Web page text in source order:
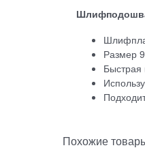
Шлифподошва
Размер
Быстрая
Похожие